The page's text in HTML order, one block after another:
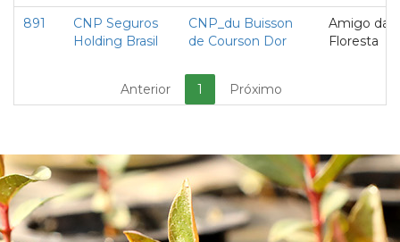
891
CNP Seguros
Holding Brasil
CNP_du Buisson
de Courson Dor
Amigo da
Floresta
Anterior 1 Próximo